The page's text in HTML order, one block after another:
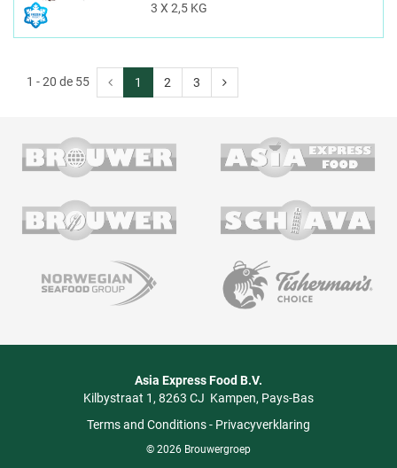
3 X 2,5 KG
1 - 20 de 55 1 2 3
Asia Express Food B.V.
Kilbystraat 1 8263 CJ Kampen Pays-Bas
Terms and Conditions- Privacyverklaring
© 2026 Brouwergroep